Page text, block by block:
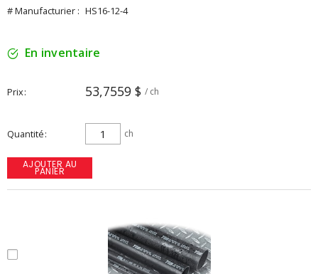
# Manufacturier : HS16-12-4
En inventaire
Prix 53,7559 $ / ch
Quantité ch
AJOUTER AU
PANIER